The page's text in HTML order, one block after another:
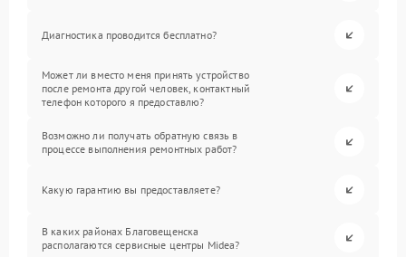
Диагностика проводится бесплатно?
Может ли вместо меня принять устройство
после ремонта другой человек, контактный
телефон которого я предоставлю?
Возможно ли получать обратную связь в
процессе выполнения ремонтных работ?
Какую гарантию вы предоставляете?
В каких районах Благовещенска
располагаются сервисные центры Midea?